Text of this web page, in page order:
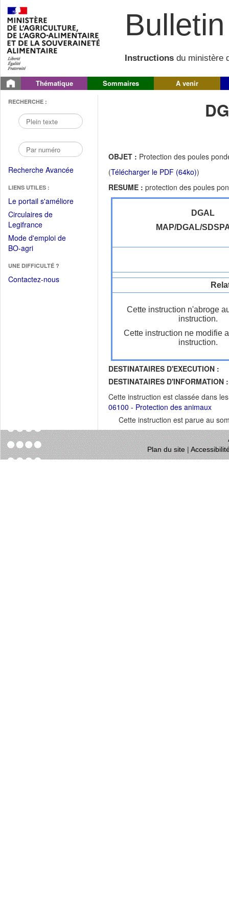
Instructions du ministère
Thématique Sommaires A venir
RECHERCHE :
Recherche Avancée
LIENS UTILES :
Le portail s'améliore(Fichier
Circulaires de
Legifrance(Ouvrir
dans
une
fenêtre)
Mode d'emploi de
BO-agri(Ouvrir
une
nouvelle
UNE DIFFICULTÉ ?
Contactez-nous
OBJET : Protection des poules
(Télécharger le PDF (64ko))
RESUME : protection des poules
DGAL
MAP/DGAL/
Cette instruction n'abroge
instruction.
Cette instruction ne modifie
instruction.
DESTINATAIRES D'EXECUTION :
DESTINATAIRES D'INFORMATION :
Cette instruction est classée dans
06100 - Protection des animaux
Cette instruction est parue au
Plan du site|